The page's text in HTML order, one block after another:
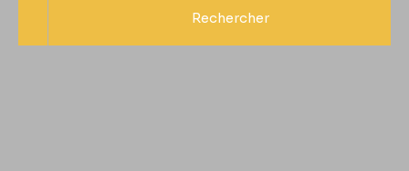
Rechercher